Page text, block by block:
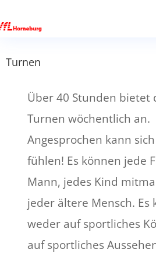
Turnen
Über 40 Stunden bietet
Turnen wöchentlich an.
Angesprochen kann
fühlen! Es können jede
Mann, jedes Kind
jeder ältere Mensch. Es
weder auf sportliches
auf sportliches